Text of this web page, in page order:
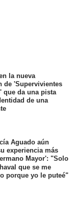
la nueva
de 'Supervivientes
que da una pista
de una
Aguado aún
experiencia más
Mayor': "Solo
que se me
porque yo le puteé"